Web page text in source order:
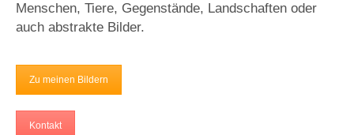
Menschen, Tiere, Gegenstände, Landschaften oder
auch abstrakte Bilder.
Zu meinen Bildern
Kontakt